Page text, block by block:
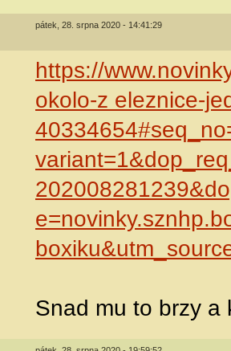
pátek, 28. srpna 2020 - 14:41:29
https://
okolo-z eleznice-
Snad mu to brzy a